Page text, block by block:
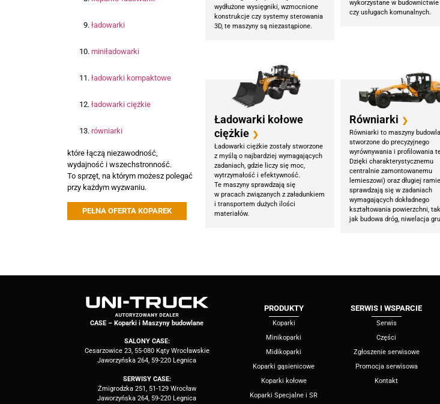
ładowarki
miniładowarki
ładowarki kompaktowe
ładowarki ciężkie
równiarki
które łączą niezawodność,
wydajność i wszechstronność.
To sprzęt, na którym możesz polegać
przy każdym wyzwaniu.
PEŁNA OFERTA KOPAREK
wydłużone wysięgniki, wzmocnione
konstrukcje czy systemy sterowania
3D, te maszyny są niezastąpione.
wykorzystane w budownictwie
czy usługach komunalnych.
Ładowarki kołowe
ciężkie ❯
Ładowarki ciężkie zostały stworzone
z myślą o najbardziej wymagających
zadaniach, gdzie liczy się moc,
wytrzymałość i efektywność.
Te maszyny sprawdzają się
w pracach związanych z załadunkiem
i transportem dużych ilości
materiałów.
Równiarki ❯
Równiarki to maszyny
stworzone do precyzyjnego
wyrównywania i profilowania
Dzięki charakterystycznemu
centralnie zamontowanemu
lemieszowi) oraz długiej
sprawdzają się w zadaniach
wymagających dokładnego
kształtowania powierzchni,
jak budowa dróg, niwelacja
CASE – Koparki i Maszyny budowlane
SALONY CASE:
Cesarzowice 23, 55-080 Kąty Wrocławskie
Jaworzyńska 264, 59-220 Legnica
SERWISY CASE:
Żmigrodzka 251, 51-129 Wrocław
Jaworzyńska 264, 59-220 Legnica
PRODUKTY
Koparki
Minikoparki
Midikoparki
Koparki gąsienicowe
Koparki kołowe
Koparki Specjalne i SR
SERWIS I WSPARCIE
Serwis
Części
Zgłoszenie serwisowe
Promocja serwisowa
Kontakt